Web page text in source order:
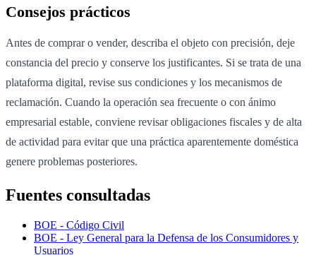
Consejos prácticos
Antes de comprar o vender, describa el objeto con precisión, deje
constancia del precio y conserve los justificantes. Si se trata de una
plataforma digital, revise sus condiciones y los mecanismos de
reclamación. Cuando la operación sea frecuente o con ánimo
empresarial estable, conviene revisar obligaciones fiscales y de alta
de actividad para evitar que una práctica aparentemente doméstica
genere problemas posteriores.
Fuentes consultadas
BOE - Código Civil
BOE - Ley General para la Defensa de los Consumidores y
Usuarios